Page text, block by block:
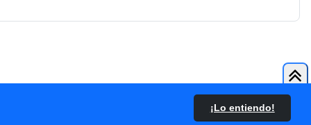
¡Lo entiendo!